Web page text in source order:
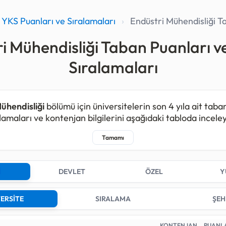
YKS Puanları ve Sıralamaları › Endüstri Mühendisliği
Mühendisliği Taban Puanları
Sıralamaları
bölümü için üniversitelerin son 4 yıla ait
ve kontenjan bilgilerini aşağıdaki tabloda
programı kapsamında 2025 yılında toplam
ve 2022 yılında
bölümü için300.000başarı sırası şartı
bu bölümü tercih edebilmeniz için300.000başarı
gerekmektedir.
bu bölüm için kontenjan açan;57farklı Devlet
DEVLET ÖZEL
SIRALAMA